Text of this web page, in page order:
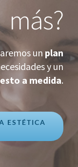
más?
un plan
y un
a medida.
ESTÉTICA